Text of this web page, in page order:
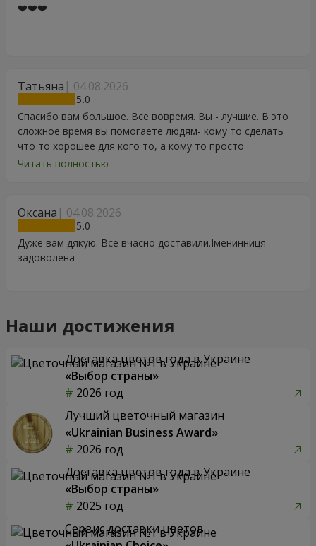
❤️❤️❤️
Татьяна 04.08.2026
5
Спасибо вам большое. Все вовремя. Вы - лучшие. В это
сложное время вы помогаете людям- кому то сделать
что то хорошее для кого то, а кому то просто
порадоваться цветам, подарку, тортику, поздравлению.
Читать полностью
Оксана 04.08.2026
5
Дуже вам дякую. Все вчасно доставили.Іменинниця
задоволена
Наши достижения
Доставка цветов года в Украине
«Выбор страны»
2026 год
Лучший цветочный магазин
«Ukrainian Business Award»
2026 год
Доставка цветов года в Украине
«Выбор страны»
2025 год
Сервис доставки цветов